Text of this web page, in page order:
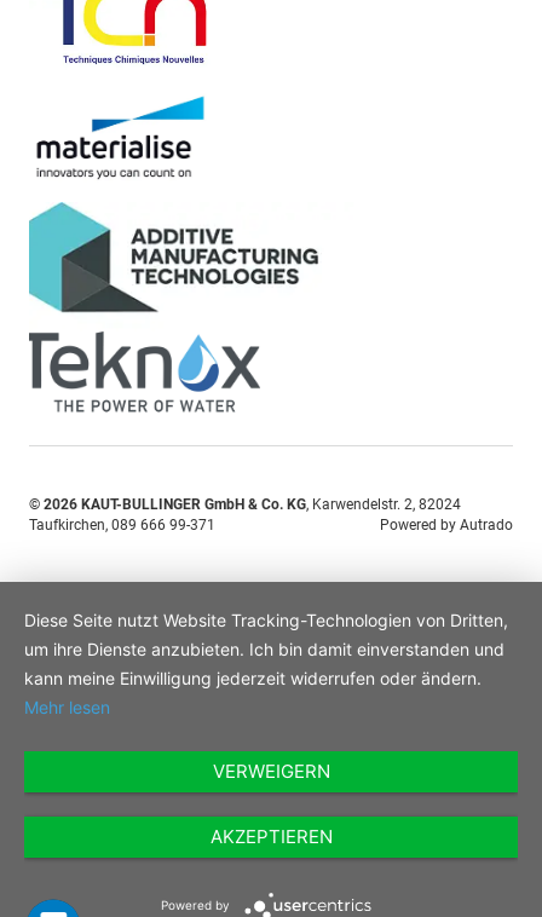
© 2026 KAUT-BULLINGER GmbH & Co. KG, Karwendelstr. 2, 82024
Taufkirchen, 089 666 99-371 Powered by Autrado
Diese Seite nutzt Website Tracking-Technologien von Dritten,
um ihre Dienste anzubieten. Ich bin damit einverstanden und
kann meine Einwilligung jederzeit widerrufen oder ändern.
Mehr lesen
VERWEIGERN
AKZEPTIEREN
Powered by